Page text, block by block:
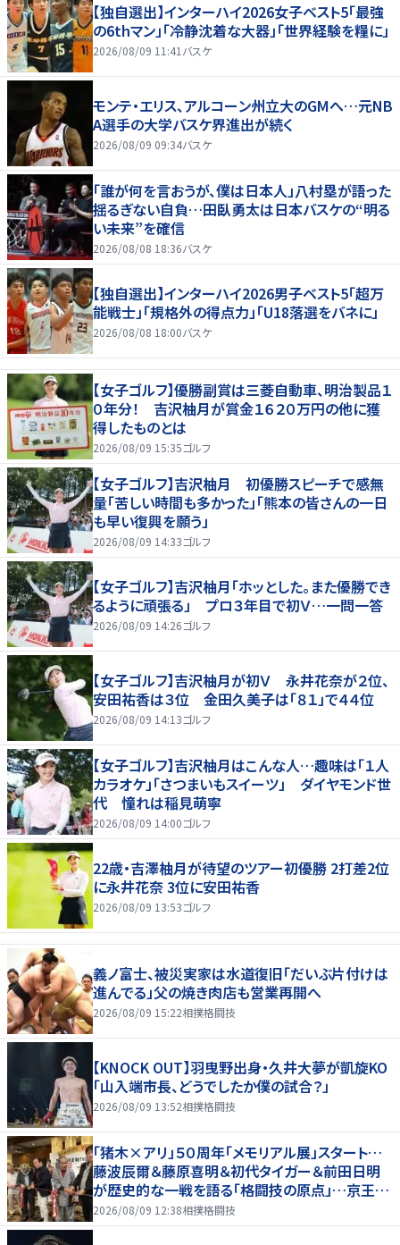
【独自選出】インターハイ2026女子ベスト5「最強
の6thマン」「冷静沈着な大器」「世界経験を糧に」
2026/08/09 11:41 バスケ
モンテ・エリス、アルコーン州立大のGMへ…元NB
A選手の大学バスケ界進出が続く
2026/08/09 09:34バスケ
「誰が何を言おうが、僕は日本人」八村塁が語った
揺るぎない自負…田臥勇太は日本バスケの“明る
い未来”を確信
2026/08/08 18:36バスケ
【独自選出】インターハイ2026男子ベスト5「超万
能戦士」「規格外の得点力」「U18落選をバネに」
2026/08/08 18:00バスケ
【女子ゴルフ】優勝副賞は三菱自動車、明治製品１
０年分！ 吉沢柚月が賞金１６２０万円の他に獲
得したものとは
2026/08/09 15:35ゴルフ
【女子ゴルフ】吉沢柚月 初優勝スピーチで感無
量「苦しい時間も多かった」「熊本の皆さんの一日
も早い復興を願う」
2026/08/09 14:33ゴルフ
【女子ゴルフ】吉沢柚月「ホッとした。また優勝でき
るように頑張る」 プロ３年目で初Ｖ…一問一答
2026/08/09 14:26ゴルフ
【女子ゴルフ】吉沢柚月が初Ｖ 永井花奈が２位、
安田祐香は３位 金田久美子は「８１」で４４位
2026/08/09 14:13ゴルフ
【女子ゴルフ】吉沢柚月はこんな人…趣味は「１人
カラオケ」「さつまいもスイーツ」 ダイヤモンド世
代 憧れは稲見萌寧
2026/08/09 14:00ゴルフ
22歳・吉澤柚月が待望のツアー初優勝 2打差2位
に永井花奈 3位に安田祐香
2026/08/09 13:53ゴルフ
義ノ富士、被災実家は水道復旧「だいぶ片付けは
進んでる」父の焼き肉店も営業再開へ
2026/08/09 15:22相撲格闘技
【KNOCK OUT】羽曳野出身・久井大夢が凱旋KO
「山入端市長、どうでしたか僕の試合？」
2026/08/09 13:52相撲格闘技
「猪木×アリ」５０周年「メモリアル展」スタート…
藤波辰爾＆藤原喜明＆初代タイガー＆前田日明
が歴史的な一戦を語る「格闘技の原点」…京王プ
ラザホテルで３１日まで
2026/08/09 12:38相撲格闘技